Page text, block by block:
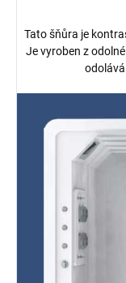
Tato šňůra je
Je vyroben z